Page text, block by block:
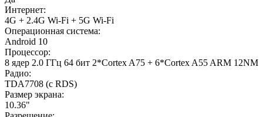
Интернет:
4G + 2.4G Wi-Fi + 5G Wi-Fi
Операционная система:
Android 10
Процессор:
8 ядер 2.0 ГГц 64 бит 2*Cortex A75 + 6*Cortex A55 ARM 12NM
Радио:
TDA7708 (с RDS)
Размер экрана:
10.36"